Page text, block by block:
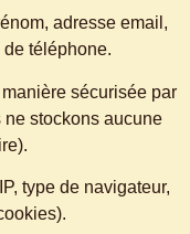
adresse email,
téléphone.
sécurisée par
stockons aucune
type de navigateur,